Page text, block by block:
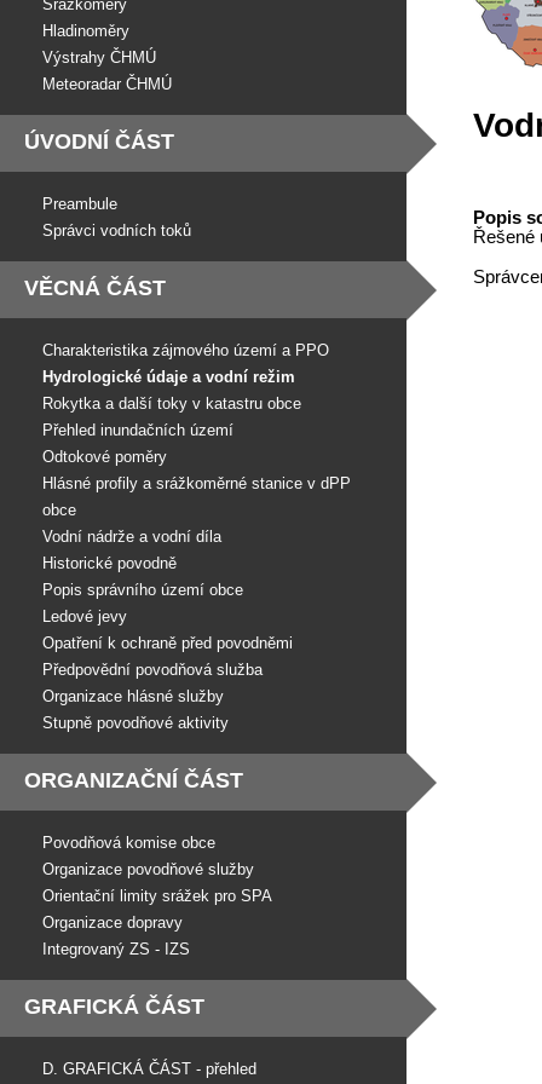
Srážkoměry
Hladinoměry
Výstrahy ČHMÚ
Meteoradar ČHMÚ
ÚVODNÍ ČÁST
Preambule
Správci vodních toků
VĚCNÁ ČÁST
Charakteristika zájmového území a PPO
Hydrologické údaje a vodní režim
Rokytka a další toky v katastru obce
Přehled inundačních území
Odtokové poměry
Hlásné profily a srážkoměrné stanice v dPP
obce
Vodní nádrže a vodní díla
Historické povodně
Popis správního území obce
Ledové jevy
Opatření k ochraně před povodněmi
Předpovědní povodňová služba
Organizace hlásné služby
Stupně povodňové aktivity
ORGANIZAČNÍ ČÁST
Povodňová komise obce
Organizace povodňové služby
Orientační limity srážek pro SPA
Organizace dopravy
Integrovaný ZS - IZS
GRAFICKÁ ČÁST
D. GRAFICKÁ ČÁST - přehled
Popis
Řešené